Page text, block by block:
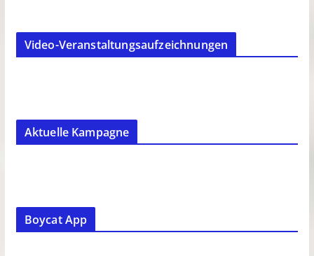
Video-Veranstaltungsaufzeichnungen
Aktuelle Kampagne
Boycat App